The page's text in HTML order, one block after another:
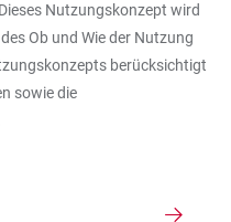
Nutzungskonzept wird
Ob und Wie der Nutzung
berücksichtigt
sowie die